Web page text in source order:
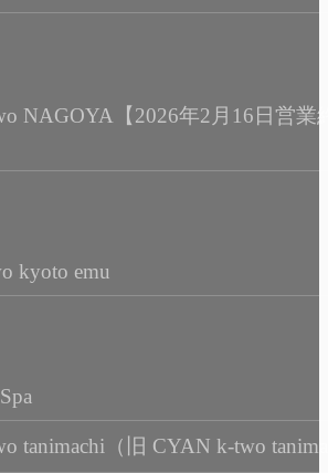
NAGOYA【2026年2月16日営業
kyoto emu
tanimachi（旧 CYAN k-two